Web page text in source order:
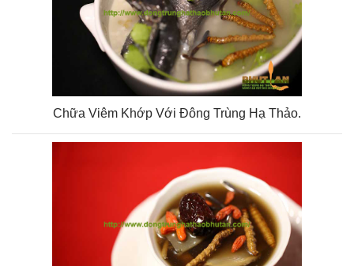
Chữa Viêm Khớp Với Đông Trùng Hạ Thảo.